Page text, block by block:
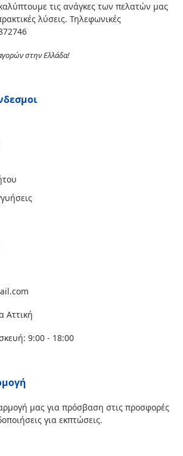
τις ανάγκες των πελατών μας
λύσεις. Τηλεφωνικές
στην Ελλάδα!
Αττική
9:00 - 18:00
μας για πρόσβαση στις προσφορές
για εκπτώσεις.